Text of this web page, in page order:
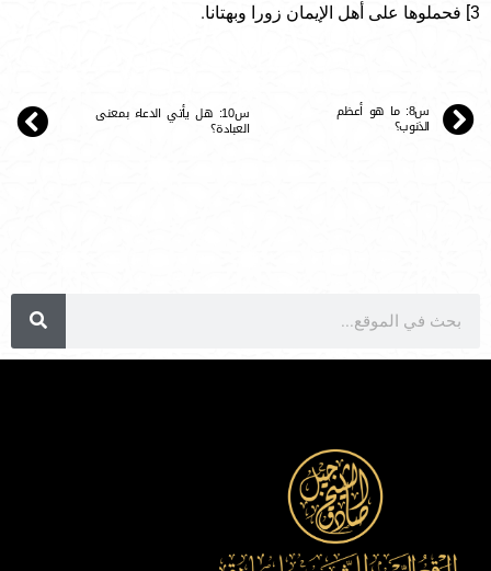
3] فحملوها على أهل الإيمان زورا وبهتانا.
س8: ما هو أعظم
الذنوب؟
س10: هل يأتي الدعاء بمعنى
العبادة؟